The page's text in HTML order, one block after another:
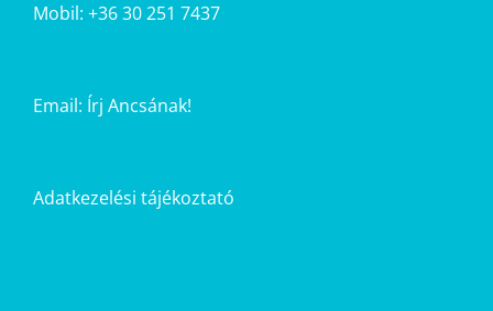
Mobil: +36 30 251 7437
Email: Írj Ancsának!
Adatkezelési tájékoztató